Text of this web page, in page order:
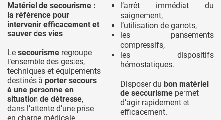
Matériel de secourisme :
la référence pour
intervenir efficacement et
sauver des vies
Le secourisme regroupe
l’ensemble des gestes,
techniques et équipements
destinés à porter secours
à une personne en
situation de détresse,
dans l’attente d’une prise
en charge médicale
l’arrêt immédiat du
saignement,
l’utilisation de garrots,
les pansements
compressifs,
les dispositifs
hémostatiques.
Disposer du bon matériel
de secourisme permet
d’agir rapidement et
efficacement.